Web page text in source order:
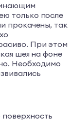
только после
прокачены, так
При этом
шея на фоне
Необходимо